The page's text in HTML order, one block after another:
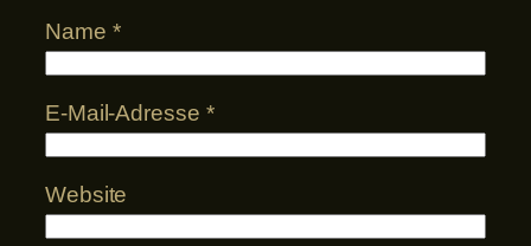
Name *
E-Mail-Adresse *
Website